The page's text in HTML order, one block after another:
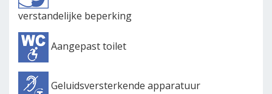
verstandelijke beperking
Aangepast toilet
Geluidsversterkende apparatuur